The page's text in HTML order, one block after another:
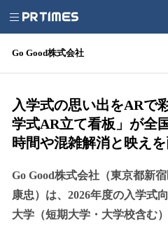
Go Good株式会社
入学式の思い出をARで
学式AR立て看板」が全
時間や混雑解消と映え
Go Good株式会社（東京都新
康忠）は、2026年度の入学式
大学（短期大学・大学校含む